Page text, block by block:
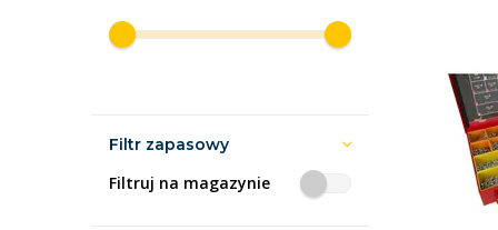
Filtr zapasowy
Filtruj na magazynie